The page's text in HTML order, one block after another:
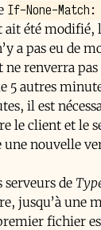
If-None-Match:
été modifié,
a pas eu de
ne renverra
5 autres
il est
le client et le
une nouvelle
serveurs de
jusqu’à une
fichier